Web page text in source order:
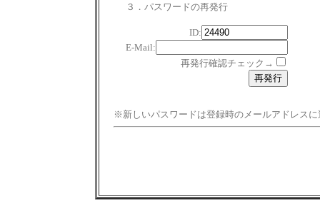
３．パスワードの再発行
ID:
E-Mail:
再発行確認チェック→
※新しいパスワードは登録時のメールアドレスに